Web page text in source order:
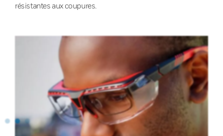
résistantes aux coupures.